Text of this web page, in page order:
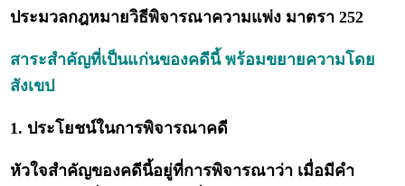
ประมวลกฎหมายวิธีพิจารณาความแพ่ง มาตรา 252
สาระสำคัญที่เป็นแก่นของคดีนี้ พร้อมขยายความโดย
สังเขป
1. ประโยชน์ในการพิจารณาคดี
หัวใจสำคัญของคดีนี้อยู่ที่การพิจารณาว่า เมื่อมีคำ